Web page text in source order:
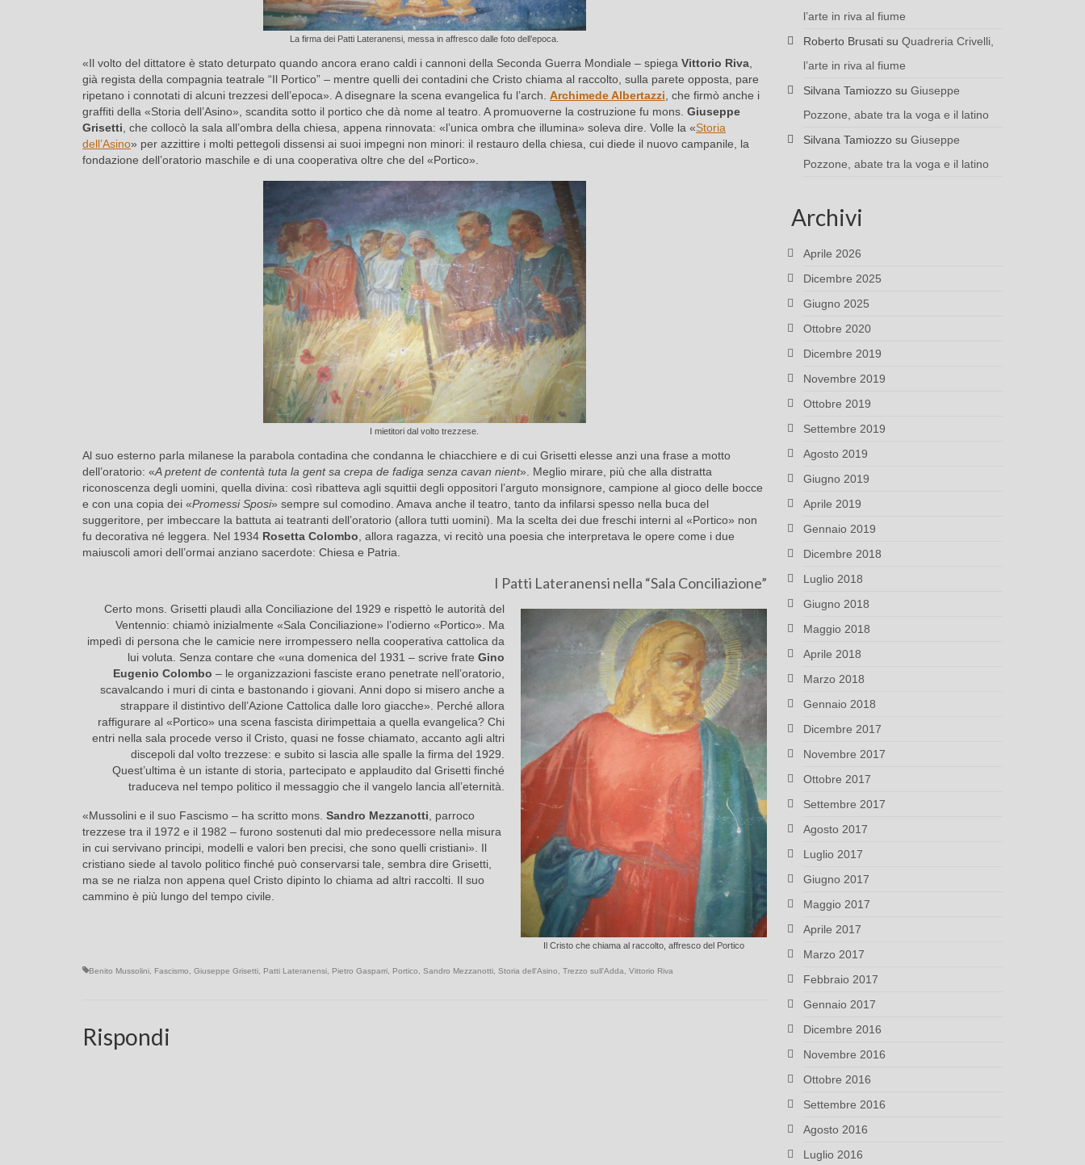
La firma dei Patti Lateranensi, messa in affresco dalle foto dell’epoca.
«Il volto del dittatore è stato deturpato quando ancora erano caldi i cannoni della Seconda Guerra Mondiale – spiega Vittorio Riva,
già regista della compagnia teatrale “Il Portico” – mentre quelli dei contadini che Cristo chiama al raccolto, sulla parete opposta, pare
ripetano i connotati di alcuni trezzesi dell’epoca». A disegnare la scena evangelica fu l’arch. Archimede Albertazzi, che firmò anche i
graffiti della «Storia dell’Asino», scandita sotto il portico che dà nome al teatro. A promuoverne la costruzione fu mons. Giuseppe
Grisetti, che collocò la sala all’ombra della chiesa, appena rinnovata: «l’unica ombra che illumina» soleva dire. Volle la «Storia
dell’Asino» per azzittire i molti pettegoli dissensi ai suoi impegni non minori: il restauro della chiesa, cui diede il nuovo campanile, la
fondazione dell’oratorio maschile e di una cooperativa oltre che del «Portico».
I mietitori dal volto trezzese.
Al suo esterno parla milanese la parabola contadina che condanna le chiacchiere e di cui Grisetti elesse anzi una frase a motto
dell’oratorio: «A pretent de contentà tuta la gent sa crepa de fadiga senza cavan nient». Meglio mirare, più che alla distratta
riconoscenza degli uomini, quella divina: così ribatteva agli squittii degli oppositori l’arguto monsignore, campione al gioco delle bocce
e con una copia dei «Promessi Sposi» sempre sul comodino. Amava anche il teatro, tanto da infilarsi spesso nella buca del
suggeritore, per imbeccare la battuta ai teatranti dell’oratorio (allora tutti uomini). Ma la scelta dei due freschi interni al «Portico» non
fu decorativa né leggera. Nel 1934 Rosetta Colombo, allora ragazza, vi recitò una poesia che interpretava le opere come i due
maiuscoli amori dell’ormai anziano sacerdote: Chiesa e Patria.
I Patti Lateranensi nella “Sala Conciliazione”
Il Cristo che chiama al raccolto, affresco del Portico
Certo mons. Grisetti plaudì alla Conciliazione del 1929 e rispettò le autorità del
Ventennio: chiamò inizialmente «Sala Conciliazione» l’odierno «Portico». Ma
impedì di persona che le camicie nere irrompessero nella cooperativa cattolica da
lui voluta. Senza contare che «una domenica del 1931 – scrive frate Gino
Eugenio Colombo – le organizzazioni fasciste erano penetrate nell’oratorio,
scavalcando i muri di cinta e bastonando i giovani. Anni dopo si misero anche a
strappare il distintivo dell’Azione Cattolica dalle loro giacche». Perché allora
raffigurare al «Portico» una scena fascista dirimpettaia a quella evangelica? Chi
entri nella sala procede verso il Cristo, quasi ne fosse chiamato, accanto agli altri
discepoli dal volto trezzese: e subito si lascia alle spalle la firma del 1929.
Quest’ultima è un istante di storia, partecipato e applaudito dal Grisetti finché
traduceva nel tempo politico il messaggio che il vangelo lancia all’eternità.
«Mussolini e il suo Fascismo – ha scritto mons. Sandro Mezzanotti, parroco
trezzese tra il 1972 e il 1982 – furono sostenuti dal mio predecessore nella misura
in cui servivano principi, modelli e valori ben precisi, che sono quelli cristiani». Il
cristiano siede al tavolo politico finché può conservarsi tale, sembra dire Grisetti,
ma se ne rialza non appena quel Cristo dipinto lo chiama ad altri raccolti. Il suo
cammino è più lungo del tempo civile.
Benito Mussolini Fascismo Giuseppe Grisetti Patti Lateranensi Pietro Gasparri Portico Sandro Mezzanotti Storia dell'Asino Trezzo sull'Adda Vittorio Riva
Rispondi
l’arte in riva al fiume
Roberto Brusatisu Quadreria Crivelli,
l’arte in riva al fiume
Silvana Tamiozzosu Giuseppe
Pozzone, abate tra la voga e il latino
Silvana Tamiozzosu Giuseppe
Pozzone, abate tra la voga e il latino
Archivi
Aprile 2026
Dicembre 2025
Giugno 2025
Ottobre 2020
Dicembre 2019
Novembre 2019
Ottobre 2019
Settembre 2019
Agosto 2019
Giugno 2019
Aprile 2019
Gennaio 2019
Dicembre 2018
Luglio 2018
Giugno 2018
Maggio 2018
Aprile 2018
Marzo 2018
Gennaio 2018
Dicembre 2017
Novembre 2017
Ottobre 2017
Settembre 2017
Agosto 2017
Luglio 2017
Giugno 2017
Maggio 2017
Aprile 2017
Marzo 2017
Febbraio 2017
Gennaio 2017
Dicembre 2016
Novembre 2016
Ottobre 2016
Settembre 2016
Agosto 2016
Luglio 2016